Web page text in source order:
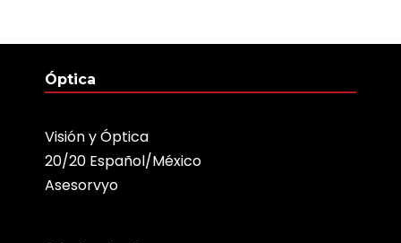
Óptica
Visión y Óptica
20/20 Español/México
Asesorvyo